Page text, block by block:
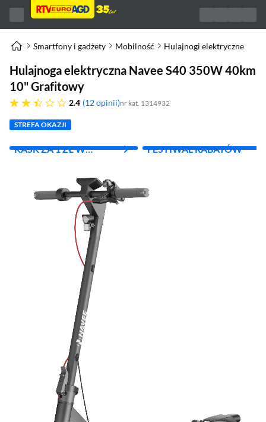
Smartfony i gadżety Mobilność Hulajnogi elektryczne
Hulajnoga elektryczna Navee S40 350W 40km
10" Grafitowy
2.4
2.4 gwiazdek 12 opinii nr kat. 1314932
STREFA OKAZJI
KASK ZA 1 ZŁ W
FESTIWAL RABATÓW